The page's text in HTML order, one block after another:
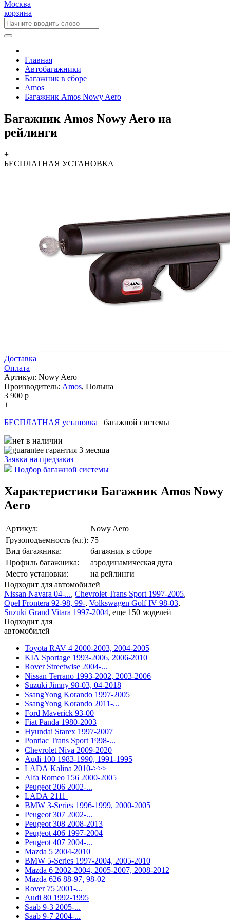
Москва
корзина
Главная
Автобагажники
Багажник в сборе
Amos
Багажник Amos Nowy Aero
Багажник Amos Nowy Aero на
рейлинги
+
БЕСПЛАТНАЯ УСТАНОВКА
Доставка
Оплата
Артикул: Nowy Aero
Производитель: Amos, Польша
3 900 p
+
БЕСПЛАТНАЯ установка
багажной системы
нет в наличии
гарантия 3 месяца
Заявка на предзаказ
Подбор багажной системы
Характеристики Багажник Amos Nowy
Aero
Артикул:
Nowy Aero
Грузоподъемность (кг.): 75
Вид багажника:
багажник в сборе
Профиль багажника:
аэродинамическая дуга
Место установки:
на рейлинги
Подходит для автомобилей
Nissan Navara 04-..., Chevrolet Trans Sport 1997-2005,
Opel Frontera 92-98, 99-, Volkswagen Golf IV 98-03,
Suzuki Grand Vitara 1997-2004, еще 150 моделей
Подходит для
автомобилей
Toyota RAV 4 2000-2003, 2004-2005
KIA Sportage 1993-2006, 2006-2010
Rover Streetwise 2004-...
Nissan Terrano 1993-2002, 2003-2006
Suzuki Jimny 98-03, 04-2018
SsangYong Korando 1997-2005
SsangYong Korando 2011-...
Ford Maverick 93-00
Fiat Panda 1980-2003
Hyundai Starex 1997-2007
Pontiac Trans Sport 1998-...
Chevrolet Niva 2009-2020
Audi 100 1983-1990, 1991-1995
LADA Kalina 2010->>>
Alfa Romeo 156 2000-2005
Peugeot 206 2002-...
LADA 2111
BMW 3-Series 1996-1999, 2000-2005
Peugeot 307 2002-...
Peugeot 308 2008-2013
Peugeot 406 1997-2004
Peugeot 407 2004-...
Mazda 5 2004-2010
BMW 5-Series 1997-2004, 2005-2010
Mazda 6 2002-2004, 2005-2007, 2008-2012
Mazda 626 88-97, 98-02
Rover 75 2001-...
Audi 80 1992-1995
Saab 9-3 2005-...
Saab 9-7 2004-...